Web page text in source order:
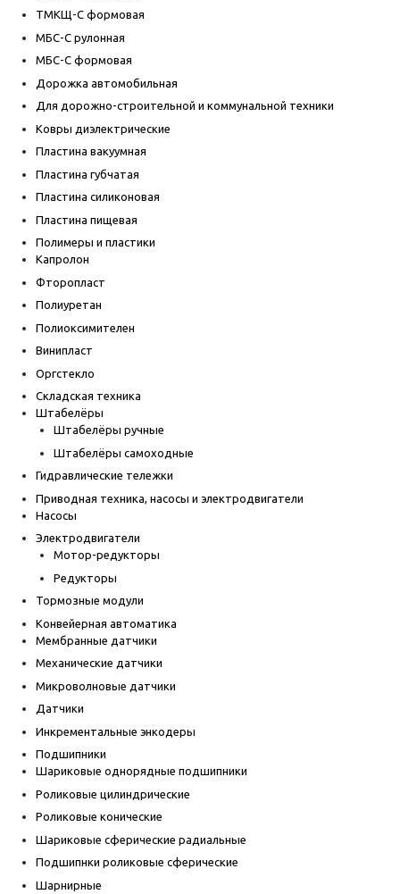
ТМКЩ-С формовая
МБС-С рулонная
МБС-С формовая
Дорожка автомобильная
Для дорожно-строительной и коммунальной техники
Ковры диэлектрические
Пластина вакуумная
Пластина губчатая
Пластина силиконовая
Пластина пищевая
Полимеры и пластики
Капролон
Фторопласт
Полиуретан
Полиоксимителен
Винипласт
Оргстекло
Складская техника
Штабелёры
Штабелёры ручные
Штабелёры самоходные
Гидравлические тележки
Приводная техника, насосы и электродвигатели
Насосы
Электродвигатели
Мотор-редукторы
Редукторы
Тормозные модули
Конвейерная автоматика
Мембранные датчики
Механические датчики
Микроволновые датчики
Датчики
Инкрементальные энкодеры
Подшипники
Шариковые однорядные подшипники
Роликовые цилиндрические
Роликовые конические
Шариковые сферические радиальные
Подшипнки роликовые сферические
Шарнирные